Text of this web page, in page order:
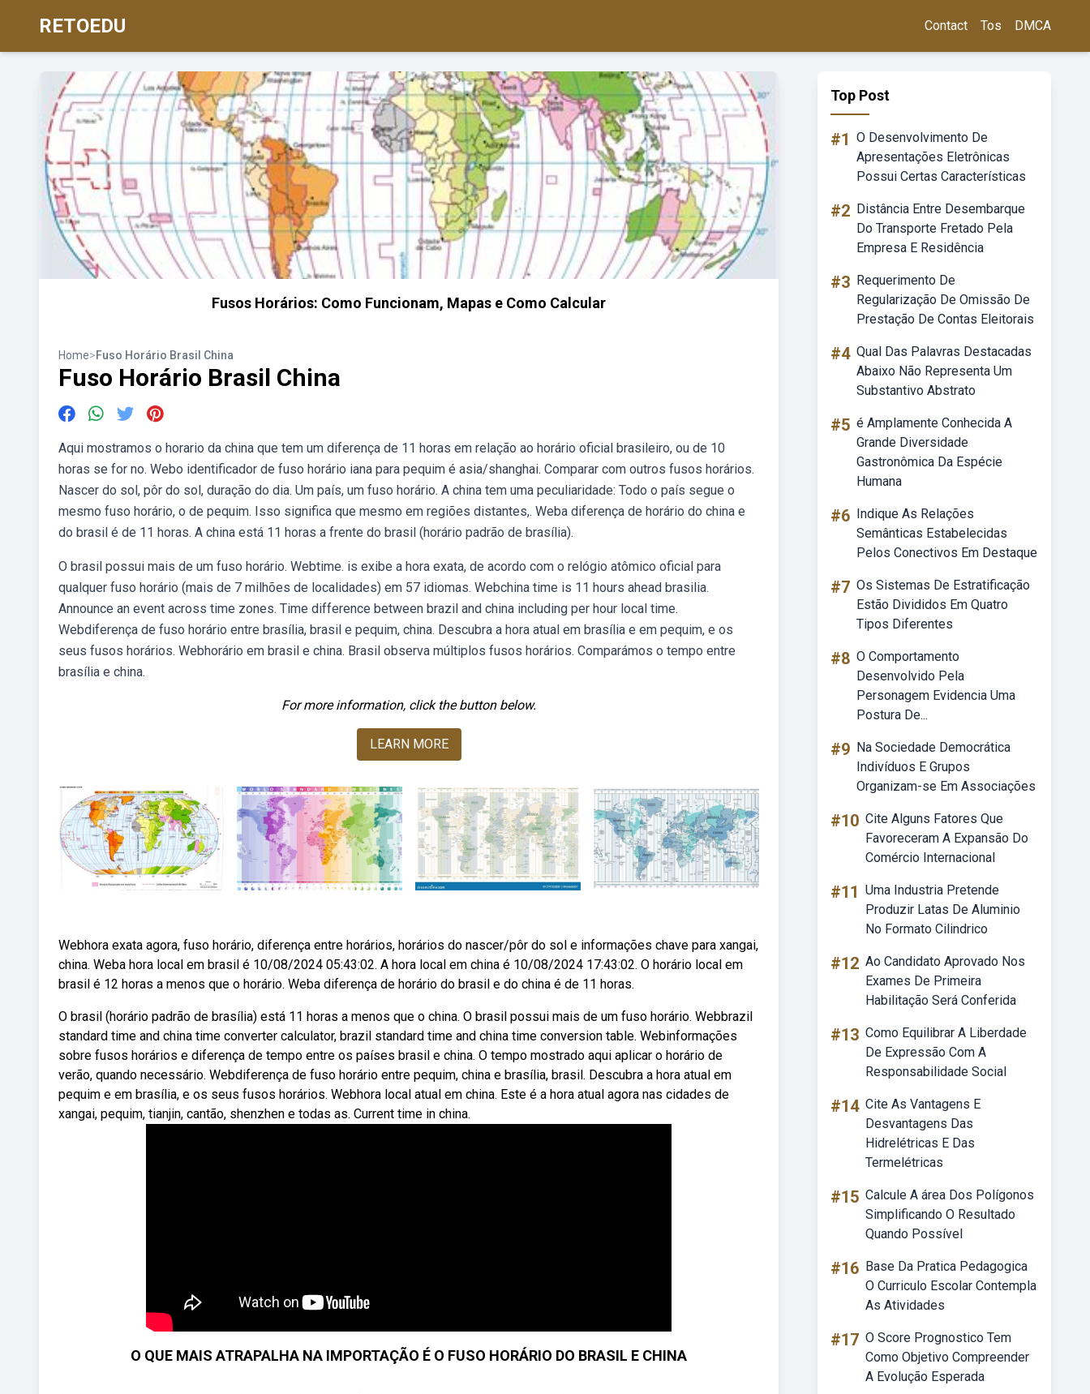
RETOEDU Contact Tos DMCA
Fusos Horários: Como Funcionam, Mapas e Como Calcular
Home>Fuso Horário Brasil China
Fuso Horário Brasil China
Aqui mostramos o horario da china que tem um diferença de 11 horas em relação ao horário oficial brasileiro, ou de 10
horas se for no. Webo identificador de fuso horário iana para pequim é asia/shanghai. Comparar com outros fusos horários.
Nascer do sol, pôr do sol, duração do dia. Um país, um fuso horário. A china tem uma peculiaridade: Todo o país segue o
mesmo fuso horário, o de pequim. Isso significa que mesmo em regiões distantes,. Weba diferença de horário do china e
do brasil é de 11 horas. A china está 11 horas a frente do brasil (horário padrão de brasília).
O brasil possui mais de um fuso horário. Webtime. is exibe a hora exata, de acordo com o relógio atômico oficial para
qualquer fuso horário (mais de 7 milhões de localidades) em 57 idiomas. Webchina time is 11 hours ahead brasilia.
Announce an event across time zones. Time difference between brazil and china including per hour local time.
Webdiferença de fuso horário entre brasília, brasil e pequim, china. Descubra a hora atual em brasília e em pequim, e os
seus fusos horários. Webhorário em brasil e china. Brasil observa múltiplos fusos horários. Comparámos o tempo entre
brasília e china.
For more information, click the button below.
LEARN MORE
Webhora exata agora, fuso horário, diferença entre horários, horários do nascer/pôr do sol e informações chave para xangai,
china. Weba hora local em brasil é 10/08/2024 05:43:02. A hora local em china é 10/08/2024 17:43:02. O horário local em
brasil é 12 horas a menos que o horário. Weba diferença de horário do brasil e do china é de 11 horas.
O brasil (horário padrão de brasília) está 11 horas a menos que o china. O brasil possui mais de um fuso horário. Webbrazil
standard time and china time converter calculator, brazil standard time and china time conversion table. Webinformações
sobre fusos horários e diferença de tempo entre os países brasil e china. O tempo mostrado aqui aplicar o horário de
verão, quando necessário. Webdiferença de fuso horário entre pequim, china e brasília, brasil. Descubra a hora atual em
pequim e em brasília, e os seus fusos horários. Webhora local atual em china. Este é a hora atual agora nas cidades de
xangai, pequim, tianjin, cantão, shenzhen e todas as. Current time in china.
O QUE MAIS ATRAPALHA NA IMPORTAÇÃO É O FUSO HORÁRIO DO BRASIL E CHINA
Top Post
#1 O Desenvolvimento De
Apresentações Eletrônicas
Possui Certas Características
#2 Distância Entre Desembarque
Do Transporte Fretado Pela
Empresa E Residência
#3 Requerimento De
Regularização De Omissão De
Prestação De Contas Eleitorais
#4 Qual Das Palavras Destacadas
Abaixo Não Representa Um
Substantivo Abstrato
#5 é Amplamente Conhecida A
Grande Diversidade
Gastronômica Da Espécie
Humana
#6 Indique As Relações
Semânticas Estabelecidas
Pelos Conectivos Em Destaque
#7 Os Sistemas De Estratificação
Estão Divididos Em Quatro
Tipos Diferentes
#8 O Comportamento
Desenvolvido Pela
Personagem Evidencia Uma
Postura De...
#9 Na Sociedade Democrática
Indivíduos E Grupos
Organizam-se Em Associações
#10 Cite Alguns Fatores Que
Favoreceram A Expansão Do
Comércio Internacional
#11 Uma Industria Pretende
Produzir Latas De Aluminio
No Formato Cilindrico
#12 Ao Candidato Aprovado Nos
Exames De Primeira
Habilitação Será Conferida
#13 Como Equilibrar A Liberdade
De Expressão Com A
Responsabilidade Social
#14 Cite As Vantagens E
Desvantagens Das
Hidrelétricas E Das
Termelétricas
#15 Calcule A área Dos Polígonos
Simplificando O Resultado
Quando Possível
#16 Base Da Pratica Pedagogica
O Curriculo Escolar Contempla
As Atividades
#17 O Score Prognostico Tem
Como Objetivo Compreender
A Evolução Esperada